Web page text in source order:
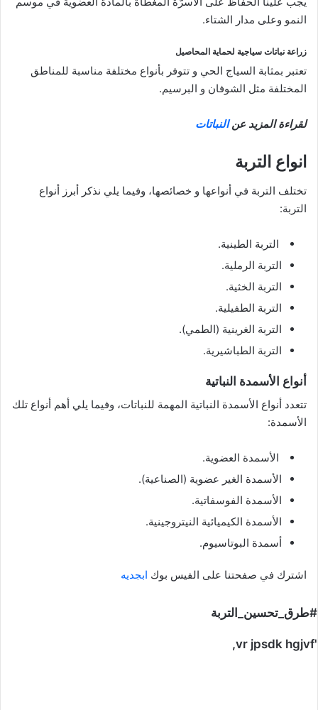
النمو وعلى مدار الشتاء.
زراعة نباتات سياجية لحماية المحاصيل
تعتبر بمثابة السياج الحي و تتوفر بأنواع مختلفة مناسبة للمناطق
المختلفة مثل الشوفان و البرسيم.
لقراءة المزيد عنالنباتات
انواع التربة
تختلف التربة في أنواعها و خصائصها، وفيما يلي نذكر أبرز أنواع
التربة:
التربة الطينية.
التربة الرملية.
التربة الخثية.
التربة الطفيلية.
التربة الغرينية (الطمي).
التربة الطباشيرية.
أنواع الأسمدة النباتية
تتعدد أنواع الأسمدة النباتية المهمة للنباتات، وفيما يلي أهم أنواع تلك
الأسمدة:
الأسمدة العضوية.
الأسمدة الغير عضوية (الصناعية).
الأسمدة الفوسفاتية.
الأسمدة الكيميائية النيتروجينية.
أسمدة البوتاسيوم.
اشترك في صفحتنا على الفيس بوك ابجديه
#طرق_تحسين_التربة
'vr jpsdk hgjvf,